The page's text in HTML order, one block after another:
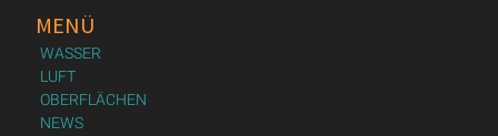
MENÜ
WASSER
LUFT
OBERFLÄCHEN
NEWS